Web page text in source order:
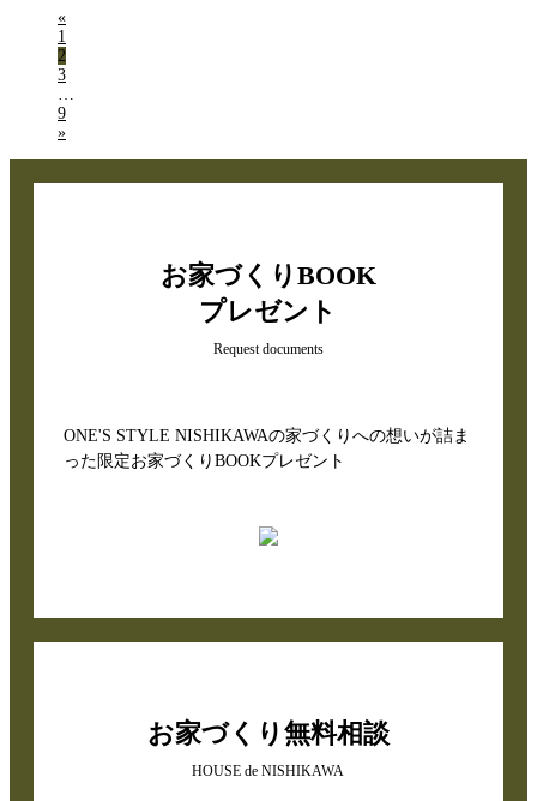
«
1
2
3
9
»
お家づくりBOOK
プレゼント
Request documents
ONE'S STYLE NISHIKAWAの家づくりへの想いが詰ま
った限定お家づくりBOOKプレゼント
お家づくり無料相談
HOUSE de NISHIKAWA